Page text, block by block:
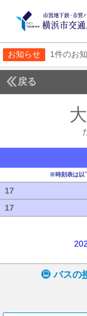
お知らせ 1件のお
戻る
※時刻表は以
17
17
バスの